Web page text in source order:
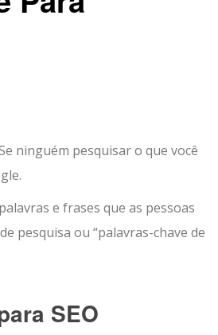
ninguém pesquisar o que você
e frases que as pessoas
pesquisa ou “palavras-chave de
SEO